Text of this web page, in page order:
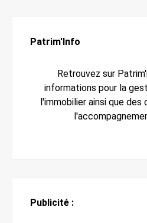
Patrim'Info
Retrouvez sur
informations pour la
l'immobilier ainsi que des
Publicité :